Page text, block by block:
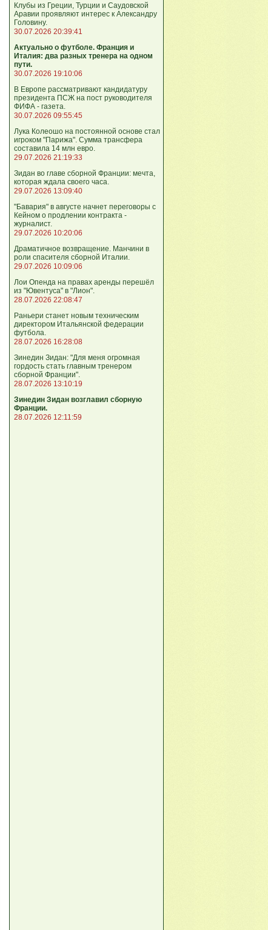
Клубы из Греции, Турции и Саудовской
Аравии проявляют интерес к Александру
Головину.
30.07.2026 20:39:41
Актуально о футболе. Франция и
Италия: два разных тренера на одном
пути.
30.07.2026 19:10:06
В Европе рассматривают кандидатуру
президента ПСЖ на пост руководителя
ФИФА - газета.
30.07.2026 09:55:45
Лука Колеошо на постоянной основе стал
игроком "Парижа". Сумма трансфера
составила 14 млн евро.
29.07.2026 21:19:33
Зидан во главе сборной Франции: мечта,
которая ждала своего часа.
29.07.2026 13:09:40
"Бавария" в августе начнет переговоры с
Кейном о продлении контракта -
журналист.
29.07.2026 10:20:06
Драматичное возвращение. Манчини в
роли спасителя сборной Италии.
29.07.2026 10:09:06
Лои Опенда на правах аренды перешёл
из "Ювентуса" в "Лион".
28.07.2026 22:08:47
Раньери станет новым техническим
директором Итальянской федерации
футбола.
28.07.2026 16:28:08
Зинедин Зидан: "Для меня огромная
гордость стать главным тренером
сборной Франции".
28.07.2026 13:10:19
Зинедин Зидан возглавил сборную
Франции.
28.07.2026 12:11:59